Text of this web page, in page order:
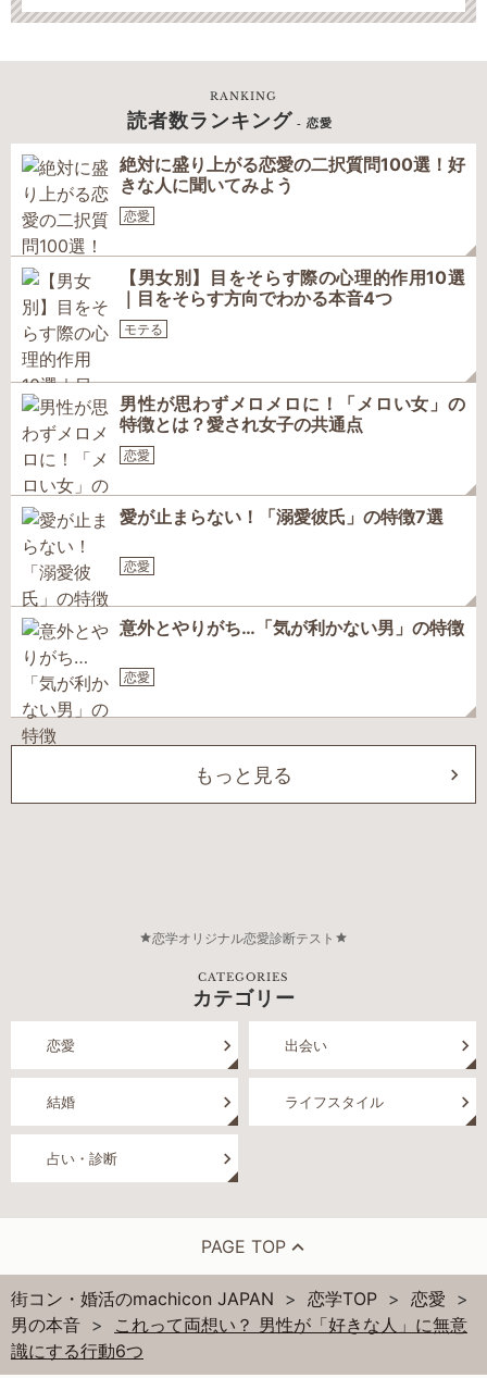
RANKING
読者数ランキング - 恋愛
絶対に盛り上がる恋愛の二択質問100選！好
きな人に聞いてみよう
恋愛
【男女別】目をそらす際の心理的作用10選
｜目をそらす方向でわかる本音4つ
モテる
男性が思わずメロメロに！「メロい女」の
特徴とは？愛され女子の共通点
恋愛
愛が止まらない！「溺愛彼氏」の特徴7選
恋愛
意外とやりがち…「気が利かない男」の特徴
恋愛
もっと見る
恋学オリジナル恋愛診断テスト
CATEGORIES
カテゴリー
恋愛 出会い
結婚 ライフスタイル
占い・診断
PAGE TOP
街コン・婚活のmachicon JAPAN 恋学TOP
恋愛
男の本音
これって両想い？ 男性が「好きな人」に無意
識にする行動6つ